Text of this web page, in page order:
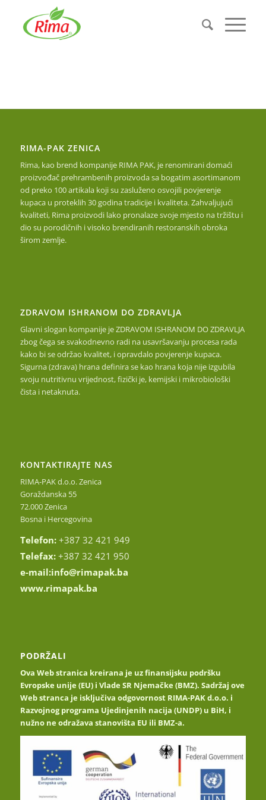
RIMA-PAK ZENICA
Rima, kao brend kompanije RIMA PAK, je renomirani domaći
proizvođač prehrambenih proizvoda sa bogatim asortimanom
od preko 100 artikala koji su zasluženo osvojili povjerenje
kupaca u proteklih 30 godina tradicije i kvaliteta. Zahvaljujući
kvaliteti, Rima proizvodi lako pronalaze svoje mjesto na tržištu i
dio su porodičnih i visoko brendiranih restoranskih obroka
širom zemlje.
ZDRAVOM ISHRANOM DO ZDRAVLJA
Glavni slogan kompanije je ZDRAVOM ISHRANOM DO ZDRAVLJA
zbog čega se svakodnevno radi na usavršavanju procesa rada
kako bi se održao kvalitet, i opravdalo povjerenje kupaca.
Sigurna (zdrava) hrana definira se kao hrana koja nije izgubila
svoju nutritivnu vrijednost, fizički je, kemijski i mikrobiološki
čista i netaknuta.
KONTAKTIRAJTE NAS
RIMA-PAK d.o.o. Zenica
Goraždanska 55
72.000 Zenica
Bosna i Hercegovina
Telefon: +387 32 421 949
Telefax: +387 32 421 950
e-mail:info@rimapak.ba
www.rimapak.ba
PODRŽALI
Ova Web stranica kreirana je uz finansijsku podršku
Evropske unije (EU) i Vlade SR Njemačke (BMZ). Sadržaj ove
Web stranca je isključiva odgovornost RIMA-PAK d.o.o. i
Razvojnog programa Ujedinjenih nacija (UNDP) u BiH, i
nužno ne odražava stanovišta EU ili BMZ-a.